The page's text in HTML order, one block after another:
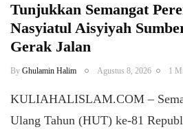
Tunjukkan Semangat
Nasyiatul Aisyiyah
Gerak Jalan
By Ghulamin Halim Agustus 8, 2026 1
KULIAHALISLAM.COM –
Ulang Tahun (HUT) ke-81